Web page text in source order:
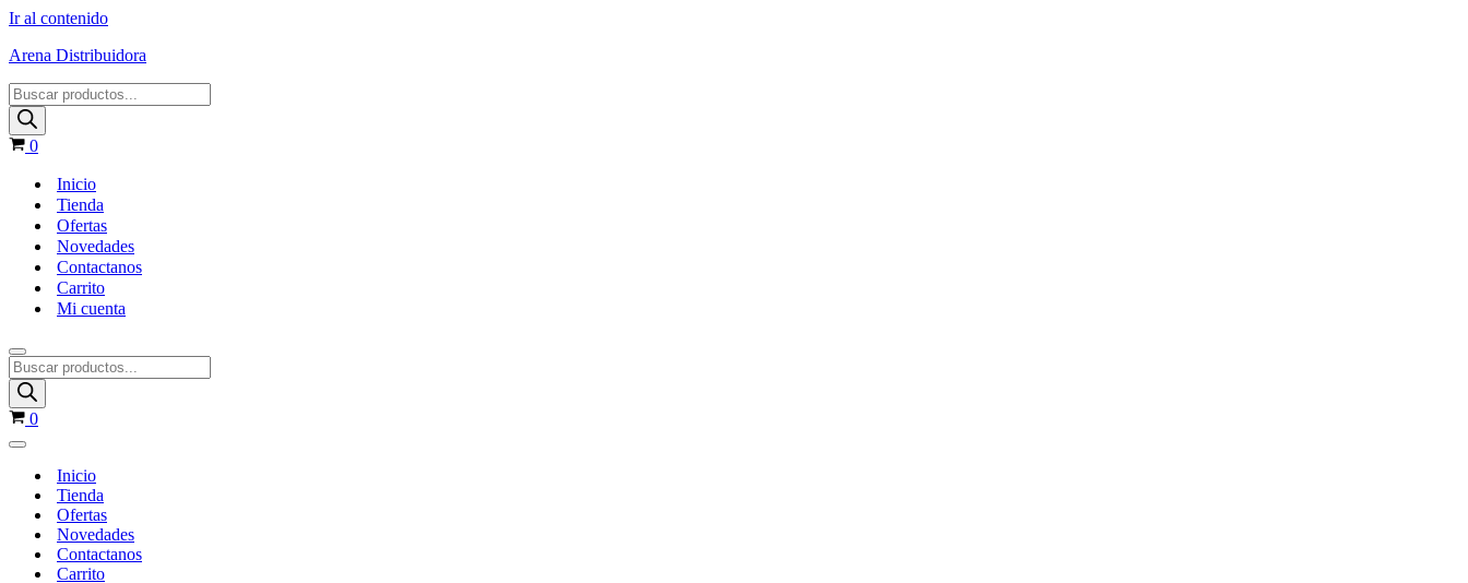
Ir al contenido
Arena Distribuidora
Products
search
Carrito
0
Inicio
Tienda
Ofertas
Novedades
Contactanos
Carrito
Mi cuenta
Menú
de
navegación
Products
search
Carrito
0
Menú
navegación
Inicio
Tienda
Ofertas
Novedades
Contactanos
Carrito